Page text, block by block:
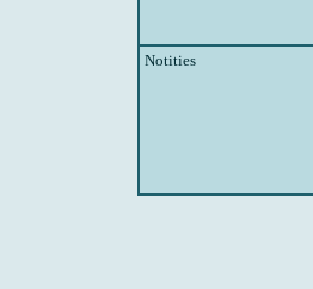
Notities